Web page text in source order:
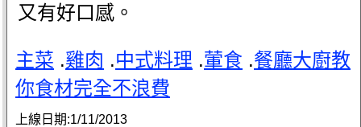
又有好口感。
主菜 .雞肉 .中式料理 .葷食 .餐廳大廚教
你食材完全不浪費
上線日期:1/11/2013